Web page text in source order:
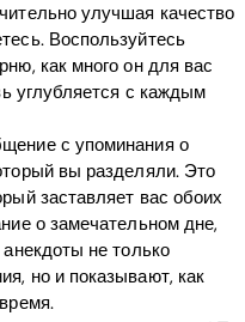
улучшая качество
Воспользуйтесь
как много он для вас
углубляется с каждым
с упоминания о
вы разделяли. Это
заставляет вас обоих
о замечательном дне,
не только
но и показывают, как